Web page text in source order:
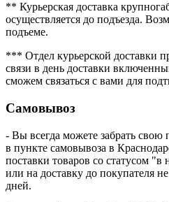
** Курьерская доставка
осуществляется до подъезда.
подъеме.
*** Отдел курьерской доставки
связи в день доставки
сможем связаться с вами для
Самовывоз
- Вы всегда можете забрать свою
в пункте самовывоза в
поставки товаров со статусом
или на доставку до покупателя
дней.